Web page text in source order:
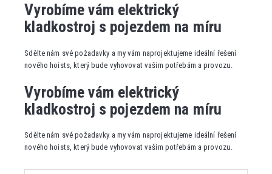
Vyrobíme vám elektrický
kladkostroj s pojezdem na míru
Sdělte nám své požadavky a my vám naprojektujeme ideální řešení
nového hoists, který bude vyhovovat vašim potřebám a provozu.
Vyrobíme vám elektrický
kladkostroj s pojezdem na míru
Sdělte nám své požadavky a my vám naprojektujeme ideální řešení
nového hoists, který bude vyhovovat vašim potřebám a provozu.